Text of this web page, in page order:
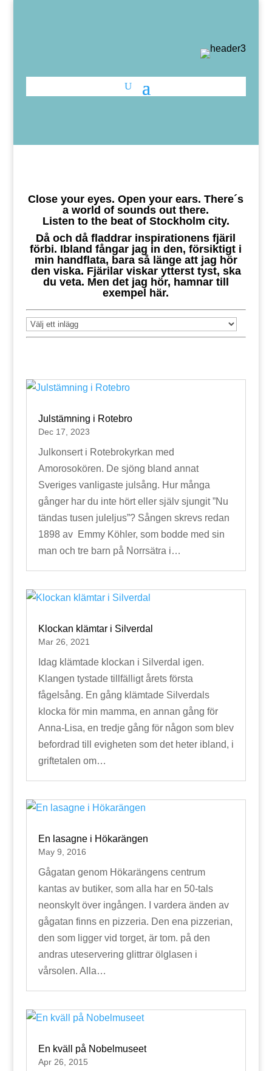
Close your eyes. Open your ears. There´s
a world of sounds out there.
Listen to the beat of Stockholm city.
Då och då fladdrar inspirationens fjäril
förbi. Ibland fångar jag in den, försiktigt i
min handflata, bara så länge att jag hör
den viska. Fjärilar viskar ytterst tyst, ska
du veta. Men det jag hör, hamnar till
exempel här.
Julstämning i Rotebro
Dec 17, 2023
Julkonsert i Rotebrokyrkan med
Amorosokören. De sjöng bland annat
Sveriges vanligaste julsång. Hur många
gånger har du inte hört eller själv sjungit ”Nu
tändas tusen juleljus”? Sången skrevs redan
1898 av Emmy Köhler, som bodde med sin
man och tre barn på Norrsätra i…
Klockan klämtar i Silverdal
Mar 26, 2021
Idag klämtade klockan i Silverdal igen.
Klangen tystade tillfälligt årets första
fågelsång. En gång klämtade Silverdals
klocka för min mamma, en annan gång för
Anna-Lisa, en tredje gång för någon som blev
befordrad till evigheten som det heter ibland, i
griftetalen om…
En lasagne i Hökarängen
May 9, 2016
Gågatan genom Hökarängens centrum
kantas av butiker, som alla har en 50-tals
neonskylt över ingången. I vardera änden av
gågatan finns en pizzeria. Den ena pizzerian,
den som ligger vid torget, är tom. på den
andras uteservering glittrar ölglasen i
vårsolen. Alla…
En kväll på Nobelmuseet
Apr 26, 2015